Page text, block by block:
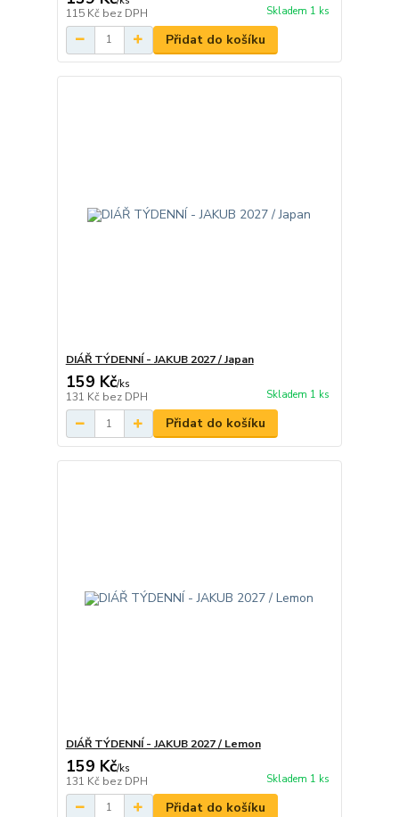
115 Kč bez DPH Skladem 1 ks
Přidat do košíku
DIÁŘ TÝDENNÍ - JAKUB 2027 / Japan
159 Kč/ks
131 Kč bez DPH Skladem 1 ks
Přidat do košíku
DIÁŘ TÝDENNÍ - JAKUB 2027 / Lemon
159 Kč/ks
131 Kč bez DPH Skladem 1 ks
Přidat do košíku